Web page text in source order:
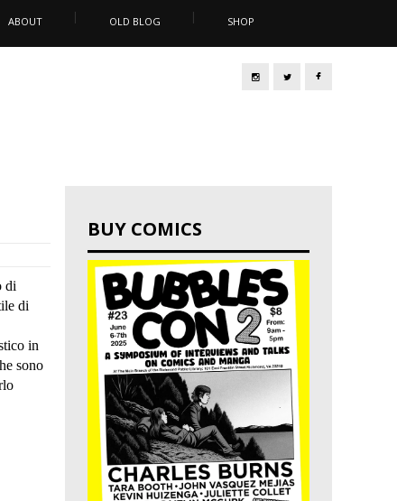
ABOUT OLD BLOG SHOP
di
di
in
sono
BUY COMICS